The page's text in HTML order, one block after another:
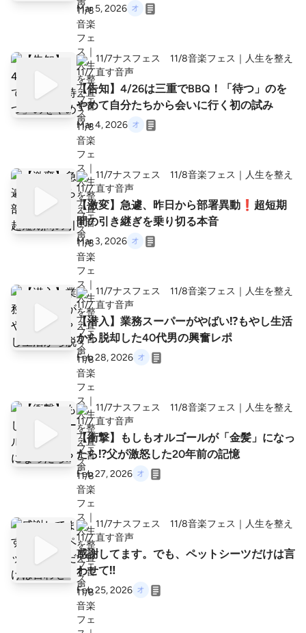
Mar 5, 2026
11/7ナスフェス 11/8音楽フェス｜人生を整え
直す音声
【告知】4/26は三重でBBQ！「待つ」のを
やめて自分たちから会いに行く初の試み
Mar 4, 2026
11/7ナスフェス 11/8音楽フェス｜人生を整え
直す音声
【激変】急遽、昨日から部署異動❗️超短期
間の引き継ぎを乗り切る本音
Mar 3, 2026
11/7ナスフェス 11/8音楽フェス｜人生を整え
直す音声
【潜入】業務スーパーがやばい⁉️もやし生活
から脱却した40代男の興奮レポ
Feb 28, 2026
11/7ナスフェス 11/8音楽フェス｜人生を整え
直す音声
【衝撃】もしもオルゴールが「金髪」になっ
たら⁉️父が激怒した20年前の記憶
Feb 27, 2026
11/7ナスフェス 11/8音楽フェス｜人生を整え
直す音声
感謝してます。でも、ペットシーツだけは言
わせて‼️
Feb 25, 2026